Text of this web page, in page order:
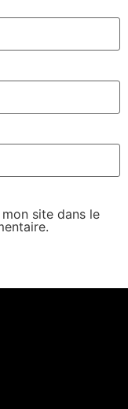
site dans le